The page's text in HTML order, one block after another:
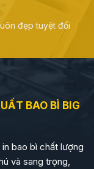
đẹp tuyệt đối
BAO BÌ BIG
bao bì chất lượng
và sang trọng,